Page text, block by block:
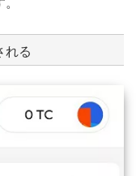
れる